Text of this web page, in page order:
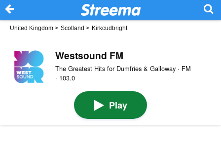
United Kingdom > Scotland > Kirkcudbright
Westsound FM
The Greatest Hits for Dumfries & Galloway · FM
· 103.0
Play